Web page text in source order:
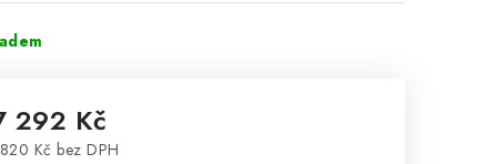
292 Kč
Kč bez DPH